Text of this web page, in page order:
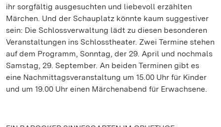
ihr sorgfältig ausgesuchten und liebevoll erzählten
Märchen. Und der Schauplatz könnte kaum suggestiver
sein: Die Schlossverwaltung lädt zu diesen besonderen
Veranstaltungen ins Schlosstheater. Zwei Termine stehen
auf dem Programm, Sonntag, der 29. April und nochmals
Samstag, 29. September. An beiden Terminen gibt es
eine Nachmittagsveranstaltung um 15.00 Uhr für Kinder
und um 19.00 Uhr einen Märchenabend für Erwachsene.